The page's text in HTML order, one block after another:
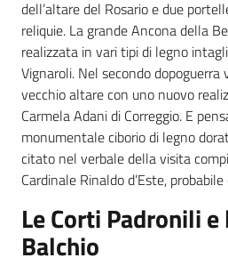
dell’altare del Rosario e due
reliquie. La grande Ancona della
realizzata in vari tipi di legno
Vignaroli. Nel secondo
vecchio altare con uno nuovo
Carmela Adani di Correggio. E
monumentale ciborio di legno
citato nel verbale della visita
Cardinale Rinaldo d’Este,
Le Corti Padronili e
Balchio